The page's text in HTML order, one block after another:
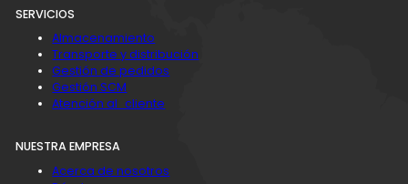
SERVICIOS
Almacenamiento
Transporte y distribución
Gestión de pedidos
Gestión SCM
Atención al cliente
NUESTRA EMPRESA
Acerca de nosotros